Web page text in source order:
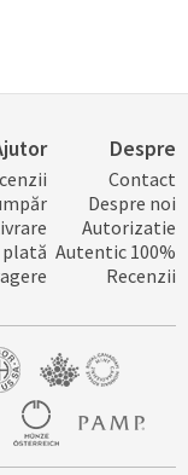
plată
Despre
Contact
Despre noi
Autorizatie
Autentic 100%
Recenzii